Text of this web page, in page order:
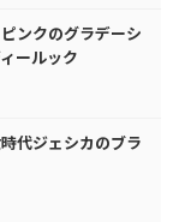
ンクのグラデーシ
ールック
代ジェシカのブラ